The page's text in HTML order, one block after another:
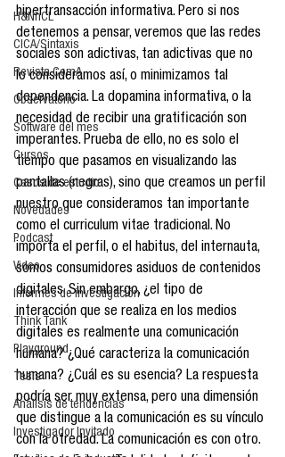
H&NhCL
CICA/Sintaxis
Revista ComA
Observatorio
Software del mes
Cursos
Casos de estudio
Novedades
Podcast
Video
Informes de investigación
Think Tank
Playground
Tesis
Análisis de tendencias
Investigador Invitado
hipertransacción informativa. Pero si nos
detenemos a pensar, veremos que las redes
sociales son adictivas, tan adictivas que no
lo consideramos así, o minimizamos tal
dependencia. La dopamina informativa, o la
necesidad de recibir una gratificación son
imperantes. Prueba de ello, no es solo el
tiempo que pasamos en visualizando las
pantallas (negras), sino que creamos un perfil
nuestro que consideramos tan importante
como el curriculum vitae tradicional. No
importa el perfil, o el habitus, del internauta,
somos consumidores asiduos de contenidos
digitales. Sin embargo, ¿el tipo de
interacción que se realiza en los medios
digitales es realmente una comunicación
humana? ¿Qué caracteriza la comunicación
humana? ¿Cuál es su esencia? La respuesta
podría ser muy extensa, pero una dimensión
que distingue a la comunicación es su vínculo
con la otredad. La comunicación es con otro.